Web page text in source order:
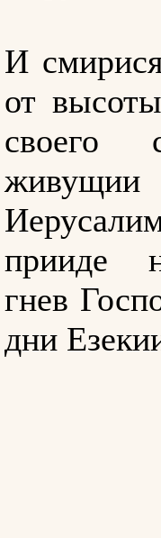
И
от
прииде
гнев
дни